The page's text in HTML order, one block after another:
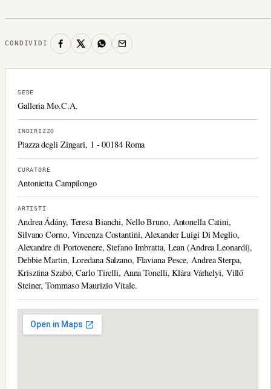
CONDIVIDI
SEDE
Galleria Mo.C.A.
INDIRIZZO
Piazza degli Zingari, 1 - 00184 Roma
CURATORE
Antonietta Campilongo
ARTISTI
Andrea Ádány, Teresa Bianchi, Nello Bruno, Antonella Catini,
Silvano Corno, Vincenza Costantini, Alexander Luigi Di Meglio,
Alexandre di Portovenere, Stefano Imbratta, Lean (Andrea Leonardi),
Debbie Martin, Loredana Salzano, Flaviana Pesce, Andrea Sterpa,
Krisztina Szabó, Carlo Tirelli, Anna Tonelli, Klára Várhelyi, Villő
Steiner, Tommaso Maurizio Vitale.